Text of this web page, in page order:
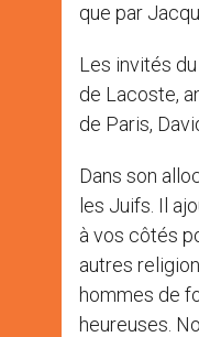
que par
Les invités
de Lacoste,
de Paris,
Dans son
les Juifs. Il
à vos côtés
autres
hommes de
heureuses.